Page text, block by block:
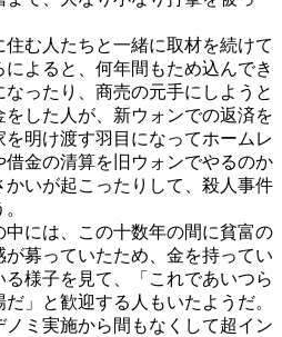
む人たちと一緒に取材を続けて
よると、何年間もため込んでき
ったり、商売の元手にしようと
した人が、新ウォンでの返済を
明け渡す羽目になってホームレ
金の清算を旧ウォンでやるのか
いが起こったりして、殺人事件
には、この十数年の間に貧富の
募っていたため、金を持ってい
様子を見て、「これであいつら
」と歓迎する人もいたようだ。
ノミ実施から間もなくして超イン